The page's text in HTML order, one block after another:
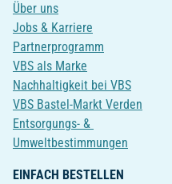
Über uns
Jobs & Karriere
Partnerprogramm
VBS als Marke
Nachhaltigkeit bei VBS
VBS Bastel-Markt Verden
Entsorgungs- &
Umweltbestimmungen
EINFACH BESTELLEN